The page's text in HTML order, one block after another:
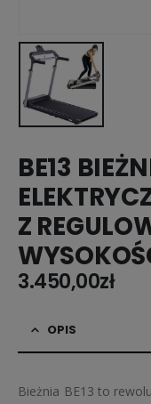
BE13
Z
3.450,00zł
OPIS
Bieżnia BE13 to